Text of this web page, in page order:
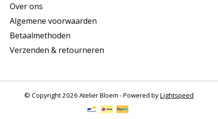
Over ons
Algemene voorwaarden
Betaalmethoden
Verzenden & retourneren
© Copyright 2026 Atelier Bloem - Powered byLightspeed